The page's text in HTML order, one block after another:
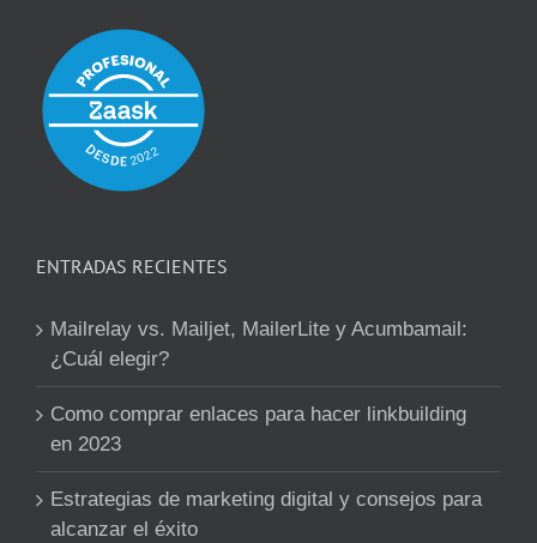
ENTRADAS RECIENTES
Mailrelay vs. Mailjet, MailerLite y Acumbamail:
¿Cuál elegir?
Como comprar enlaces para hacer linkbuilding
en 2023
Estrategias de marketing digital y consejos para
alcanzar el éxito